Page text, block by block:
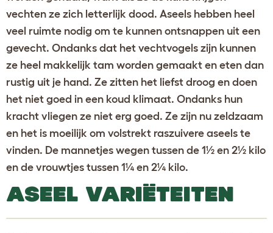
vechten ze zich letterlijk dood. Aseels hebben heel
veel ruimte nodig om te kunnen ontsnappen uit een
gevecht. Ondanks dat het vechtvogels zijn kunnen
ze heel makkelijk tam worden gemaakt en eten dan
rustig uit je hand. Ze zitten het liefst droog en doen
het niet goed in een koud klimaat. Ondanks hun
kracht vliegen ze niet erg goed. Ze zijn nu zeldzaam
en het is moeilijk om volstrekt raszuivere aseels te
vinden. De mannetjes wegen tussen de 1½ en 2½ kilo
en de vrouwtjes tussen 1¼ en 2¼ kilo.
ASEEL VARIËTEITEN